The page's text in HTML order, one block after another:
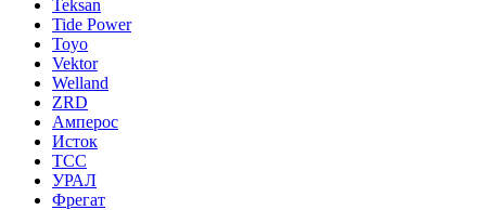
Teksan
Tide Power
Toyo
Vektor
Welland
ZRD
Амперос
Исток
ТСС
УРАЛ
Фрегат